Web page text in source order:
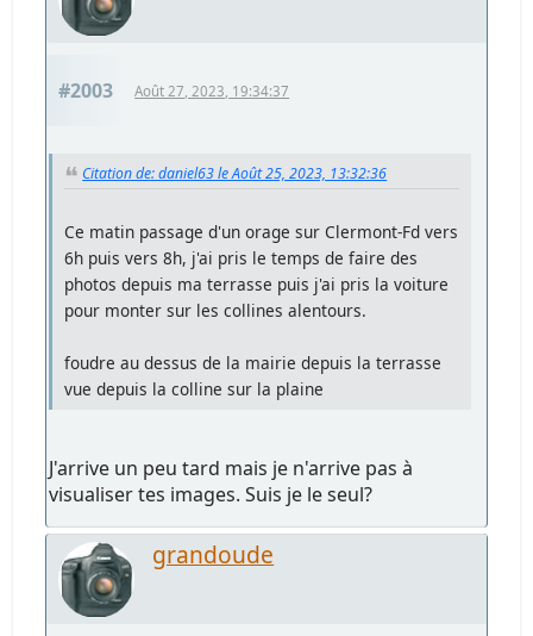
#2003 Août 27, 2023, 19:34:37
Citation de: daniel63 le Août 25, 2023, 13:32:36
Ce matin passage d'un orage sur Clermont-Fd vers
6h puis vers 8h, j'ai pris le temps de faire des
photos depuis ma terrasse puis j'ai pris la voiture
pour monter sur les collines alentours.
foudre au dessus de la mairie depuis la terrasse
vue depuis la colline sur la plaine
J'arrive un peu tard mais je n'arrive pas à
visualiser tes images. Suis je le seul?
grandoude